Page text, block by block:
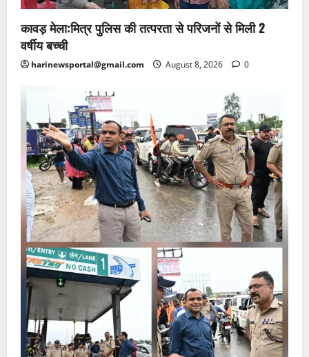
कावड़ मेला:मित्र पुलिस की तत्परता से परिजनों से मिली 2
वर्षीय बच्ची
harinewsportal@gmail.com August 8, 2026 0